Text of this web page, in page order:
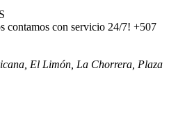
contamos con servicio 24/7! +507
El Limón, La Chorrera, Plaza